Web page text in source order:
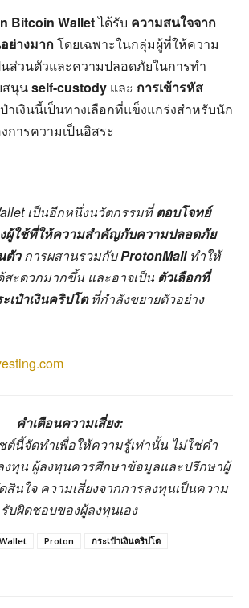
Bitcoin Walletได้รับ ความสนใจจาก
ย่างมากโดยเฉพาะในกลุ่มผู้ที่ให้ความ
ส่วนตัวและความปลอดภัยในการทำ
สนุนself-custody และ การเข้ารหัส
าเงินนี้เป็นทางเลือกที่แข็งแกร่งสำหรับนัก
การความเป็นอิสระ
เป็นอีกหนึ่งนวัตกรรมที่ตอบโจทย์
ผู้ใช้ที่ให้ความสำคัญกับความปลอดภัย
ตัวการผสานรวมกับProtonMailทำให้
สะดวกมากขึ้น และอาจเป็น ตัวเลือกที่
ป๋าเงินคริปโตที่กำลังขยายตัวอย่าง
คำเตือนความเสี่ยง:
ต์นี้จัดทำเพื่อให้ความรู้เท่านั้น ไม่ใช่คำ
ทุน ผู้ลงทุนควรศึกษาข้อมูลและปรึกษาผู้
นใจ ความเสี่ยงจากการลงทุนเป็นความ
รับผิดชอบของผู้ลงทุนเอง
Proton
กระเป๋าเงินคริปโต